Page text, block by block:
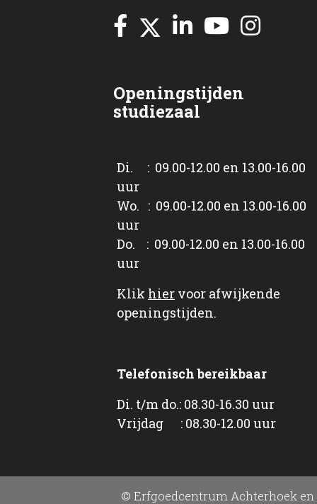
Openingstijden
studiezaal
Di. : 09.00-12.00 en 13.00-16.00
uur
Wo. : 09.00-12.00 en 13.00-16.00
uur
Do. : 09.00-12.00 en 13.00-16.00
uur
Klik hier voor afwijkende
openingstijden.
Telefonisch bereikbaar
Di. t/m do.: 08.30-16.30 uur
Vrijdag : 08.30-12.00 uur
© Erfgoedcentrum Achterhoek en